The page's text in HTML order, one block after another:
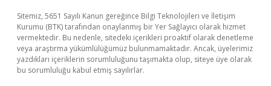
Sitemiz, 5651 Sayılı Kanun gereğince Bilgi Teknolojileri ve İletişim
Kurumu (BTK) tarafından onaylanmış bir Yer Sağlayıcı olarak hizmet
vermektedir. Bu nedenle, sitedeki içerikleri proaktif olarak denetleme
veya araştırma yükümlülüğümüz bulunmamaktadır. Ancak, üyelerimiz
yazdıkları içeriklerin sorumluluğunu taşımakta olup, siteye üye olarak
bu sorumluluğu kabul etmiş sayılırlar.